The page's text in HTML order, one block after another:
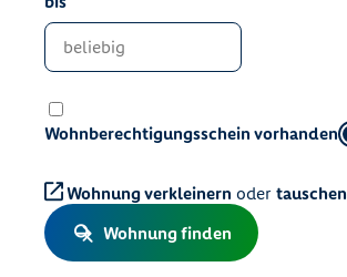
Wohnberechtigungsschein vorhanden
Wohnung verkleinern odertauschen
Wohnung finden